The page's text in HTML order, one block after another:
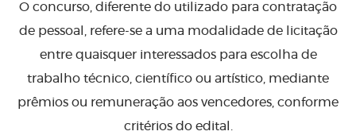
O concurso, diferente do utilizado para contratação
de pessoal, refere-se a uma modalidade de licitação
entre quaisquer interessados para escolha de
trabalho técnico, científico ou artístico, mediante
prêmios ou remuneração aos vencedores, conforme
critérios do edital.